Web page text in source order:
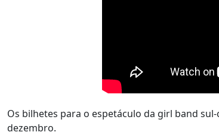
Os bilhetes para o espetáculo da girl band
dezembro.